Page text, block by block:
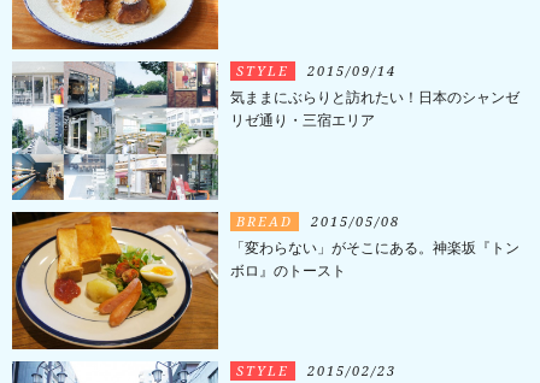
STYLE 2015/09/14
気ままにぶらりと訪れたい！日本のシャンゼ
リゼ通り・三宿エリア
BREAD 2015/05/08
「変わらない」がそこにある。神楽坂『トン
ボロ』のトースト
STYLE 2015/02/23